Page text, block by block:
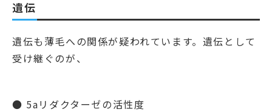
遺伝
遺伝も薄毛への関係が疑われています。遺伝として
受け継ぐのが、
● 5aリダクターゼの活性度